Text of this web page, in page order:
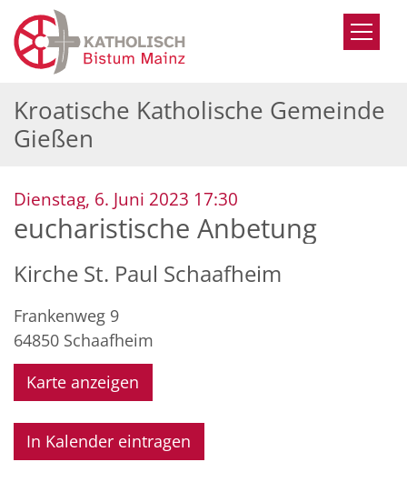
Zum Inhalt springen
Kroatische Katholische Gemeinde
Gießen
Dienstag, 6. Juni 2023 17:30
eucharistische Anbetung
Kirche St. Paul Schaafheim
Frankenweg 9
64850 Schaafheim
Karte anzeigen
In Kalender eintragen